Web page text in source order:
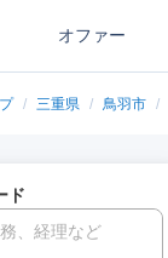
オファー
/ 三重県 / 鳥羽市 /
ド